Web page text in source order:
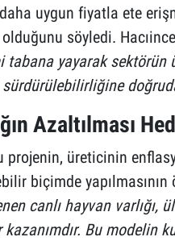
uygun fiyatla ete
söyledi.
yayarak sektörün
Azaltılması
üreticinin
biçimde
canlı hayvan varlığı,
kazanımdır. Bu modelin